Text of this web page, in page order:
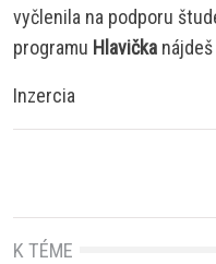
vyčlenila na podporu
programu Hlavička
Inzercia
K TÉME